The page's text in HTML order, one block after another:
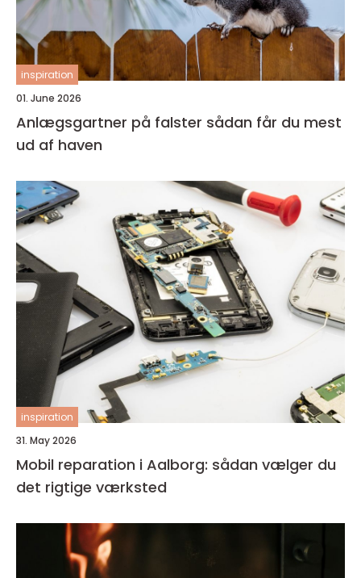
inspiration
01. June 2026
Anlægsgartner på falster sådan får du mest
ud af haven
inspiration
31. May 2026
Mobil reparation i Aalborg: sådan vælger du
det rigtige værksted